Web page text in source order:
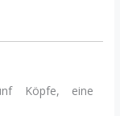
Köpfe, eine